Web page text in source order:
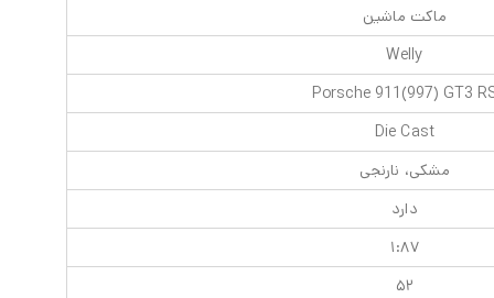
ماکت ماشین
Welly
Porsche 911(997) GT3
Die Cast
مشکی، نارنجی
دارد
۱:۸۷
۵۲